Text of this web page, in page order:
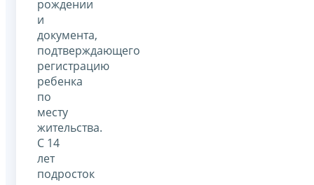
рождении
и
документа,
подтверждающего
регистрацию
ребенка
по
месту
жительства.
С 14
лет
подросток